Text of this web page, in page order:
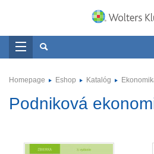
Homepage Eshop Katalóg
Podniková